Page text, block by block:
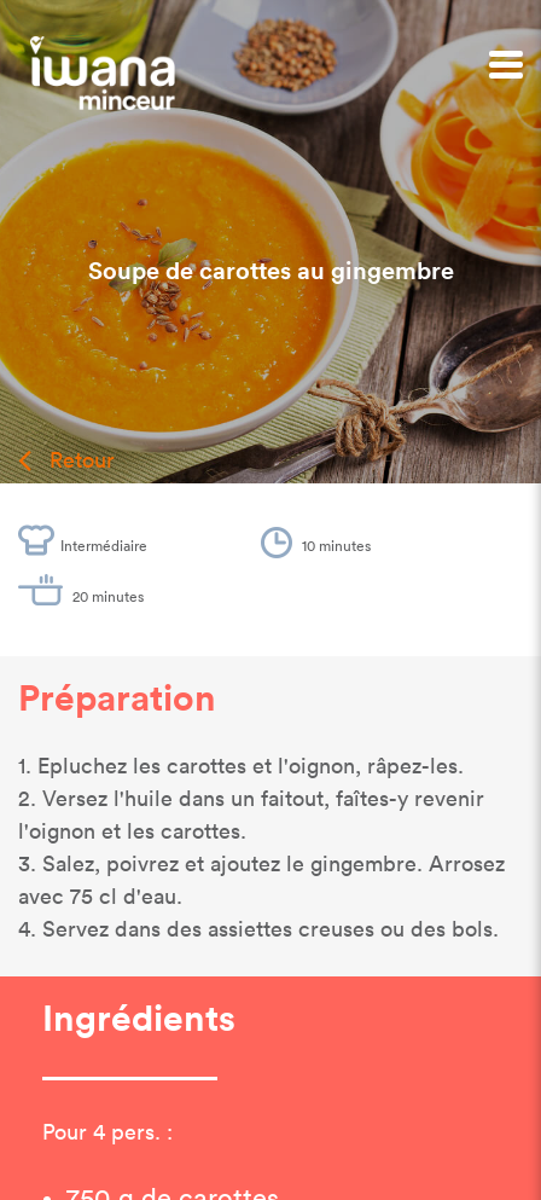
Soupe de carottes au gingembre
Retour
Intermédiaire 10 minutes
20 minutes
Préparation
1. Epluchez les carottes et l'oignon, râpez-les.
2. Versez l'huile dans un faitout, faîtes-y revenir
l'oignon et les carottes.
3. Salez, poivrez et ajoutez le gingembre. Arrosez
avec 75 cl d'eau.
4. Servez dans des assiettes creuses ou des bols.
Ingrédients
Pour 4 pers. :